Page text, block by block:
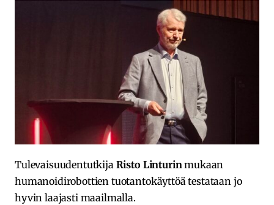
Tulevaisuudentutkija Risto Linturin mukaan
humanoidirobottien tuotantokäyttöä testataan jo
hyvin laajasti maailmalla.